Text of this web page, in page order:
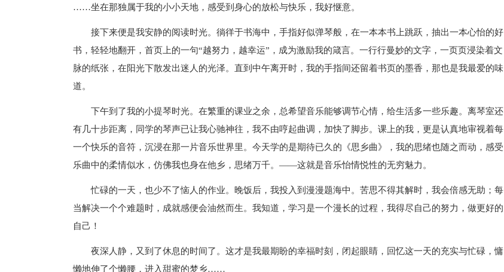
……坐在那独属于我的小小天地，感受到身心的放松与快乐，我好惬意。
接下来便是我安静的阅读时光。徜徉于书海中，手指好似弹琴般，在一本本书上跳跃，抽出一本心怡的好
书，轻轻地翻开，首页上的一句“越努力，越幸运”，成为激励我的箴言。一行行曼妙的文字，一页页浸染着文
脉的纸张，在阳光下散发出迷人的光泽。直到中午离开时，我的手指间还留着书页的墨香，那也是我最爱的味
道。
下午到了我的小提琴时光。在繁重的课业之余，总希望音乐能够调节心情，给生活多一些乐趣。离琴室还
有几十步距离，同学的琴声已让我心驰神往，我不由哼起曲调，加快了脚步。课上的我，更是认真地审视着每
一个快乐的音符，沉浸在那一片音乐世界里。今天学的是期待已久的《思乡曲》，我的思绪也随之而动，感受
乐曲中的柔情似水，仿佛我也身在他乡，思绪万千。——这就是音乐怡情悦性的无穷魅力。
忙碌的一天，也少不了恼人的作业。晚饭后，我投入到漫漫题海中。苦思不得其解时，我会倍感无助；每
当解决一个个难题时，成就感便会油然而生。我知道，学习是一个漫长的过程，我得尽自己的努力，做更好的
自己！
夜深人静，又到了休息的时间了。这才是我最期盼的幸福时刻，闭起眼睛，回忆这一天的充实与忙碌，慵
懒地伸了个懒腰，进入甜蜜的梦乡……